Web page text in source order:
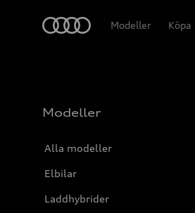
Modeller Köpa
Modeller
Alla modeller
Elbilar
Laddhybrider